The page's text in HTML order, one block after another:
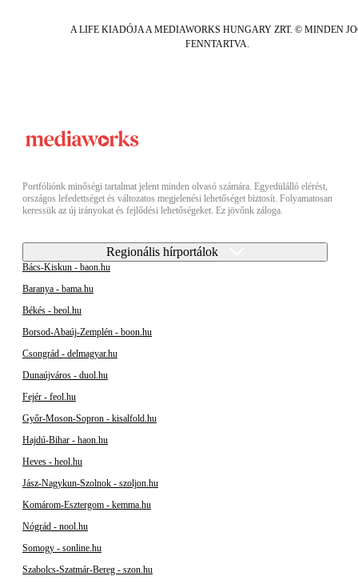
A LIFE KIADÓJA A MEDIAWORKS HUNGARY ZRT. © MINDEN
FENNTARTVA.
Portfóliónk minőségi tartalmat jelent minden olvasó számára. Egyedülálló elérést,
országos lefedettséget és változatos megjelenési lehetőséget biztosít. Folyamatosan
keressük az új irányokat és fejlődési lehetőségeket. Ez jövőnk záloga.
Regionális hírportálok
Bács-Kiskun - baon.hu
Baranya - bama.hu
Békés - beol.hu
Borsod-Abaúj-Zemplén - boon.hu
Csongrád - delmagyar.hu
Dunaújváros - duol.hu
Fejér - feol.hu
Győr-Moson-Sopron - kisalfold.hu
Hajdú-Bihar - haon.hu
Heves - heol.hu
Jász-Nagykun-Szolnok - szoljon.hu
Komárom-Esztergom - kemma.hu
Nógrád - nool.hu
Somogy - sonline.hu
Szabolcs-Szatmár-Bereg - szon.hu